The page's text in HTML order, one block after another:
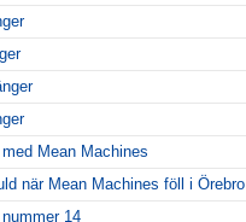
Mean Machines
när Mean Machines föll i Örebro
14